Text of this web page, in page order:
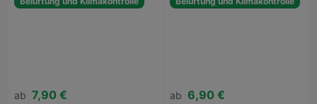
ab 7,90 € ab 6,90 €